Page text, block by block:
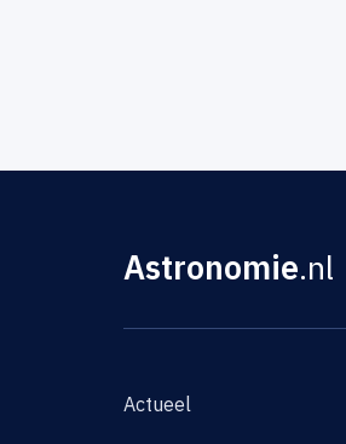
Astronomie.nl
Actueel